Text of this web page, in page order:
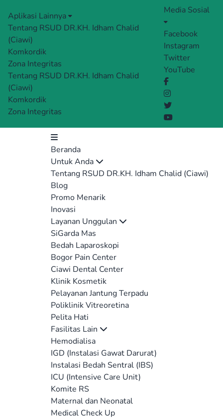
Aplikasi Lainnya
Tentang RSUD DR.KH. Idham Chalid
(Ciawi)
Komkordik
Zona Integritas
Tentang RSUD DR.KH. Idham Chalid
(Ciawi)
Komkordik
Zona Integritas
Media Sosial
Facebook
Instagram
Twitter
YouTube
Beranda
Untuk Anda
Tentang RSUD DR.KH. Idham Chalid (Ciawi)
Blog
Promo Menarik
Inovasi
Layanan Unggulan
SiGarda Mas
Bedah Laparoskopi
Bogor Pain Center
Ciawi Dental Center
Klinik Kosmetik
Pelayanan Jantung Terpadu
Poliklinik Vitreoretina
Pelita Hati
Fasilitas Lain
Hemodialisa
IGD (Instalasi Gawat Darurat)
Instalasi Bedah Sentral (IBS)
ICU (Intensive Care Unit)
Komite RS
Maternal dan Neonatal
Medical Check Up